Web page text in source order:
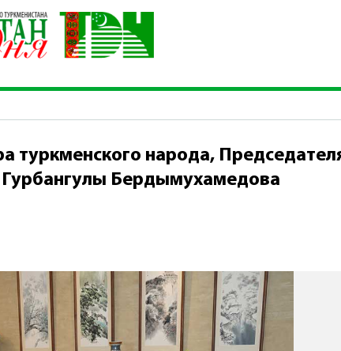
Лидера туркменского народа, Председателя Халк
«CGTN»
туркменского народа,
Бердымухамедова